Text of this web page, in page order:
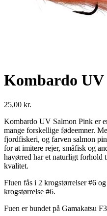
Kombardo UV
25,00 kr.
Kombardo UV Salmon Pink er
mange forskellige fødeemner.
fjordfiskeri, og farven salmon
for at imitere rejer, småfisk og
havørred har et naturligt forhold
kvalitet.
Fluen fås i 2 krogstørrelser #6
krogstørrelse #6.
Fuen er bundet på Gamakatsu